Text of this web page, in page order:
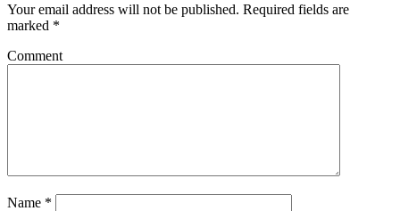
Your email address will not be published. Required fields are
marked *
Comment
Name *